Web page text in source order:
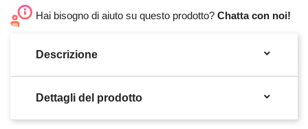
Hai bisogno di aiuto su questo prodotto? Chatta con noi!
Descrizione 
Dettagli del prodotto 